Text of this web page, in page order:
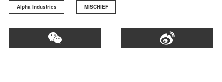
Alpha Industries MISCHIEF